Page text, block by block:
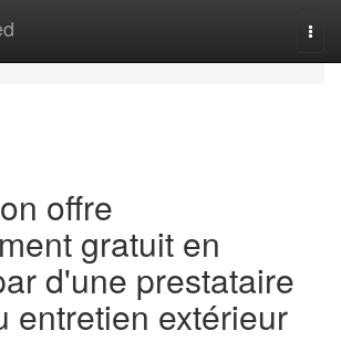
offre
gratuit en
d'une prestataire
entretien extérieur